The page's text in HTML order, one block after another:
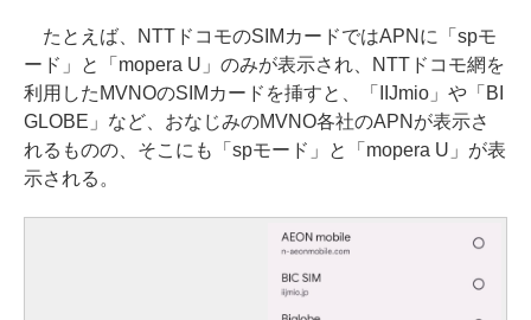
たとえば、NTTドコモのSIMカードではAPNに「spモ
ード」と「mopera U」のみが表示され、NTTドコモ網を
利用したMVNOのSIMカードを挿すと、「IIJmio」や「BI
GLOBE」など、おなじみのMVNO各社のAPNが表示さ
れるものの、そこにも「spモード」と「mopera U」が表
示される。